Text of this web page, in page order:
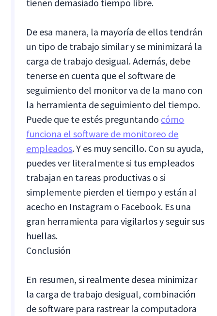
tienen demasiado tiempo libre.
De esa manera, la mayoría de ellos tendrán
un tipo de trabajo similar y se minimizará la
carga de trabajo desigual. Además, debe
tenerse en cuenta que el software de
seguimiento del monitor va de la mano con
la herramienta de seguimiento del tiempo.
Puede que te estés preguntando cómo
funciona el software de monitoreo de
empleados. Y es muy sencillo. Con su ayuda,
puedes ver literalmente si tus empleados
trabajan en tareas productivas o si
simplemente pierden el tiempo y están al
acecho en Instagram o Facebook. Es una
gran herramienta para vigilarlos y seguir sus
huellas.
Conclusión
En resumen, si realmente desea minimizar
la carga de trabajo desigual, combinación
de software para rastrear la computadora